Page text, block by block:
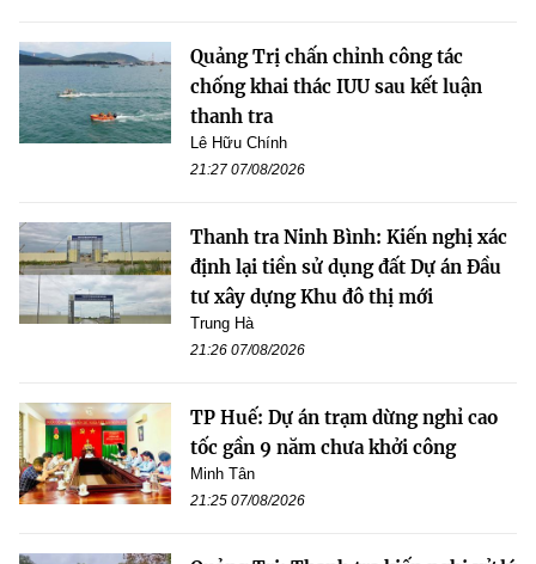
Quảng Trị chấn chỉnh công tác
chống khai thác IUU sau kết luận
thanh tra
Lê Hữu Chính
21:27 07/08/2026
Thanh tra Ninh Bình: Kiến nghị xác
định lại tiền sử dụng đất Dự án Đầu
tư xây dựng Khu đô thị mới
Trung Hà
21:26 07/08/2026
TP Huế: Dự án trạm dừng nghỉ cao
tốc gần 9 năm chưa khởi công
Minh Tân
21:25 07/08/2026